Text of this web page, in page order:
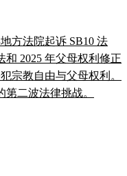
方法院起诉 SB10 法
和 2025 年父母权利修正
宗教自由与父母权利。
二波法律挑战。